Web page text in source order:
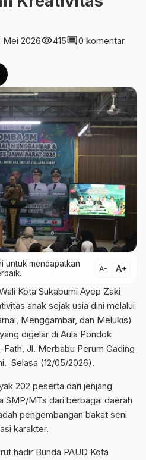
Mei 2026visibility415comment0 komentar
untuk mendapatkan
text_decrease text_increase
Kota Sukabumi Ayep Zaki
anak sejak usia dini melalui
Menggambar, dan Melukis)
digelar di Aula Pondok
Jl. Merbabu Perum Gading
Selasa (12/05/2026).
202 peserta dari jenjang
SMP/MTs dari berbagai daerah
pengembangan bakat seni
karakter.
hadir Bunda PAUD Kota